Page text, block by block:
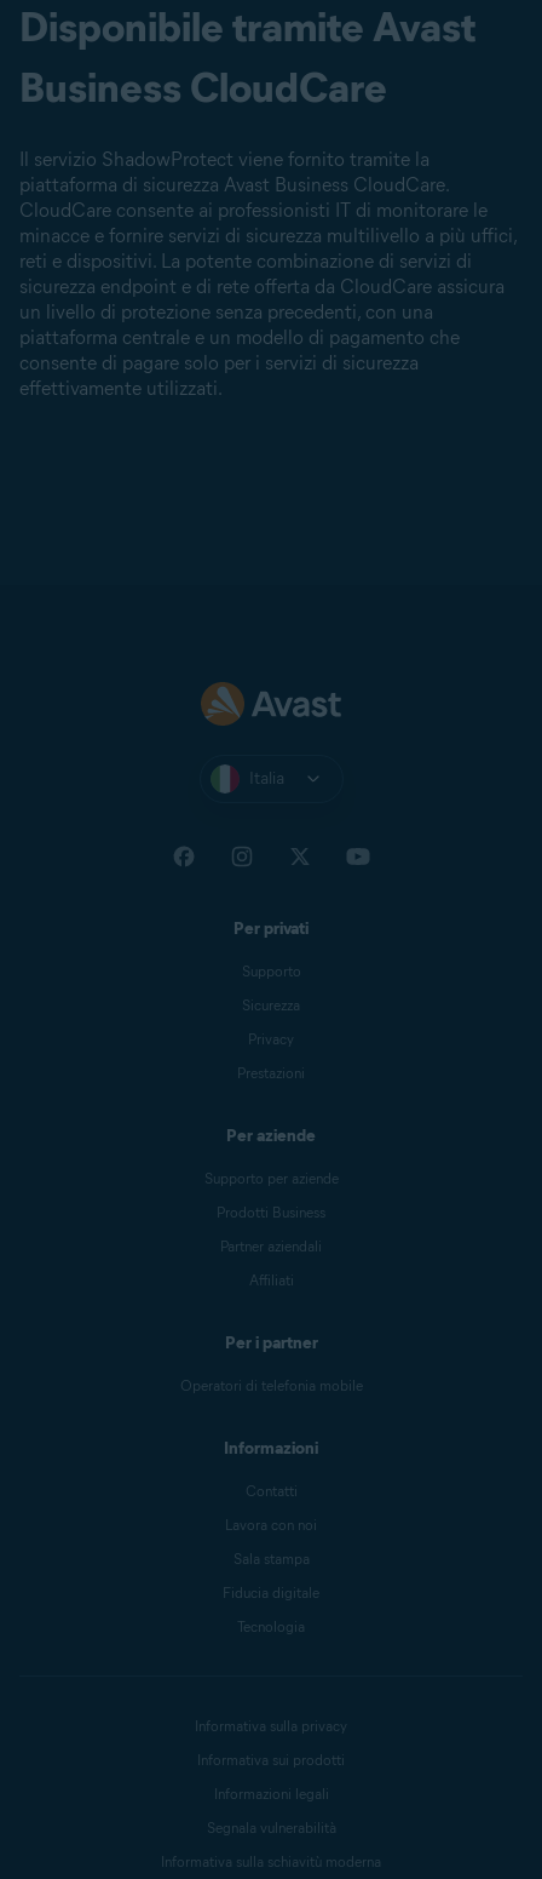
Disponibile tramite Avast
Business CloudCare
Il servizio ShadowProtect viene fornito tramite la
piattaforma di sicurezza Avast Business CloudCare.
CloudCare consente ai professionisti IT di monitorare le
minacce e fornire servizi di sicurezza multilivello a più uffici,
reti e dispositivi. La potente combinazione di servizi di
sicurezza endpoint e di rete offerta da CloudCare assicura
un livello di protezione senza precedenti, con una
piattaforma centrale e un modello di pagamento che
consente di pagare solo per i servizi di sicurezza
effettivamente utilizzati.
Italia
Per privati
Supporto
Sicurezza
Privacy
Prestazioni
Per aziende
Supporto per aziende
Prodotti Business
Partner aziendali
Affiliati
Per i partner
Operatori di telefonia mobile
Informazioni
Contatti
Lavora con noi
Sala stampa
Fiducia digitale
Tecnologia
Informativa sulla privacy
Informativa sui prodotti
Informazioni legali
Segnala vulnerabilità
Informativa sulla schiavitù moderna